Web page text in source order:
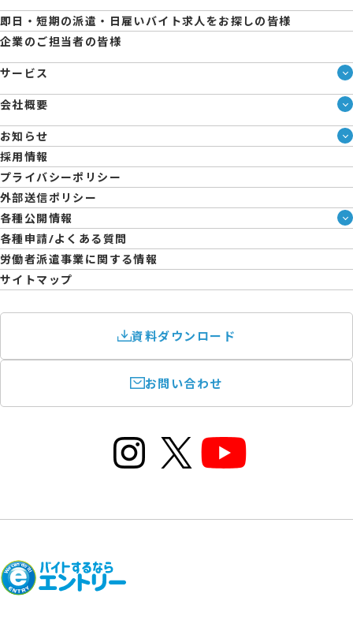
即日・短期の派遣・日雇いバイト求人をお探しの皆様
企業のご担当者の皆様
サービス
サービス一覧
即日・単発のバイト探しは「スマジョブ」
エントリーマーケット
会社概要
会社概要
メディア情報
人材派遣について
コーポレートガバナンス
拠点一覧
日雇派遣の原則禁止について
エントリーのサポートについて
お知らせ
ブログ
企業様向けお役立ちブログ
採用情報
プライバシーポリシー
外部送信ポリシー
各種公開情報
ハラスメント防止・対策方針
育児休業取得率および職場復帰率報告書
各種申請/よくある質問
労働者派遣事業に関する情報
サイトマップ
資料ダウンロード
お問い合わせ